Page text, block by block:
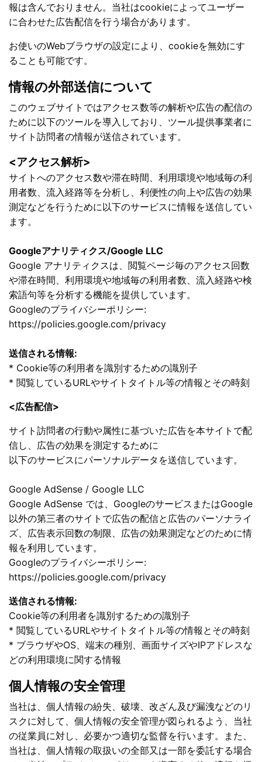
報は含んでおりません。当社はcookieによってユーザー
に合わせた広告配信を行う場合があります。
お使いのWebブラウザの設定により、cookieを無効にす
ることも可能です。
情報の外部送信について
このウェブサイトではアクセス数等の解析や広告の配信の
ために以下のツールを導入しており、ツール提供事業者に
サイト訪問者の情報が送信されています。
<アクセス解析>
サイトへのアクセス数や滞在時間、利用環境や地域毎の利
用者数、流入経路等を分析し、利便性の向上や広告の効果
測定などを行うために以下のサービスに情報を送信してい
ます。
Googleアナリティクス/Google LLC
Google アナリティクスは、閲覧ページ毎のアクセス回数
や滞在時間、利用環境や地域毎の利用者数、流入経路や検
索語句等を分析する機能を提供しています。
Googleのプライバシーポリシー:
https://policies.google.com/privacy
送信される情報:
* Cookie等の利用者を識別するための識別子
* 閲覧しているURLやサイトタイトル等の情報とその時刻
<広告配信>
サイト訪問者の行動や属性に基づいた広告を本サイトで配
信し、広告の効果を測定するために
以下のサービスにパーソナルデータを送信しています。
Google AdSense / Google LLC
Google AdSense では、GoogleのサービスまたはGoogle
以外の第三者のサイトで広告の配信と広告のパーソナライ
ズ、広告表示回数の制限、広告の効果測定などのために情
報を利用しています。
Googleのプライバシーポリシー:
https://policies.google.com/privacy
送信される情報:
Cookie等の利用者を識別するための識別子
* 閲覧しているURLやサイトタイトル等の情報とその時刻
* ブラウザやOS、端末の種別、画面サイズやIPアドレスな
どの利用環境に関する情報
個人情報の安全管理
当社は、個人情報の紛失、破壊、改ざん及び漏洩などのリ
スクに対して、個人情報の安全管理が図られるよう、当社
の従業員に対し、必要かつ適切な監督を行います。また、
当社は、個人情報の取扱いの全部又は一部を委託する場合